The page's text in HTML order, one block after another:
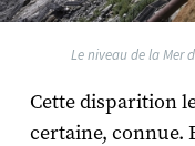
Le niveau de la Mer
Cette disparition
certaine, connue.